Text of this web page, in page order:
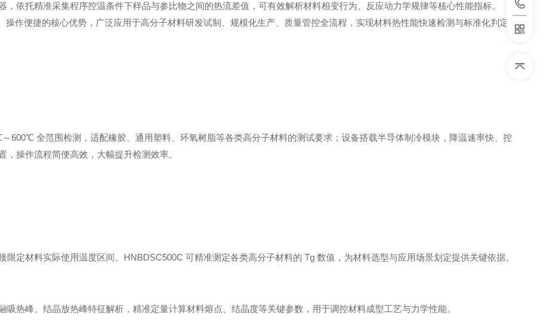
依托精准采集程序控温条件下样品与参比物之间的热流差值，可有效解析材料相变行为、反应动力学规律等核心性能指标。
作便捷的核心优势，广泛应用于高分子材料研发试制、规模化生产、质量管控全流程，实现材料热性能快速检测与标准化判定。
600℃ 全范围检测，适配橡胶、通用塑料、环氧树脂等各类高分子材料的测试要求；设备搭载半导体制冷模块，降温速率快、控
操作流程简便高效，大幅提升检测效率。
定材料实际使用温度区间。HNBDSC500C 可精准测定各类高分子材料的 Tg 数值，为材料选型与应用场景划定提供关键依据。
热峰、结晶放热峰特征解析，精准定量计算材料熔点、结晶度等关键参数，用于调控材料成型工艺与力学性能。